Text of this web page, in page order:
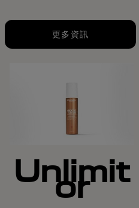
更多資訊
Unlimit
or